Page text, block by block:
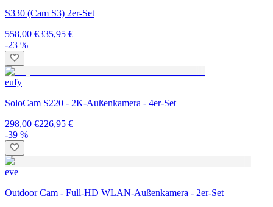
S330 (Cam S3) 2er-Set
558,00 €335,95 €
-23 %
eufy
SoloCam S220 - 2K-Außenkamera - 4er-Set
298,00 €226,95 €
-39 %
eve
Outdoor Cam - Full-HD WLAN-Außenkamera - 2er-Set